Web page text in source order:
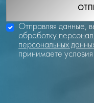
Отправляя данные,
обработку
персональных
принимаете